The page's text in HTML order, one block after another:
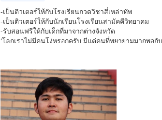
-เป็นติวเตอร์ให้กับโรงเรียนกวดวิชาสี่เหล่าทัพ
-เป็นติวเตอร์ให้กับนักเรียนโรงเรียนสามัคคีวิทยาคม
-รับสอนฟรีให้กับเด็กที่มาจากต่างจังหวัด
‘โลกเราไม่มีคนโง่หรอกครับ มีแต่คนที่พยายามมากพอกั